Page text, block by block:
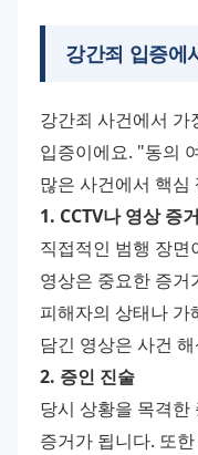
강간죄 입증에
강간죄 사건에서 가
입증이에요. "동의
많은 사건에서 핵심
1. CCTV나 영상 증거
직접적인 범행 장면
영상은 중요한 증거
피해자의 상태나 가
담긴 영상은 사건
2. 증인 진술
당시 상황을 목격
증거가 됩니다. 또